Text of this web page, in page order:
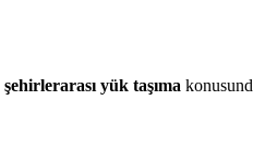
şehirlerarası yük taşıma